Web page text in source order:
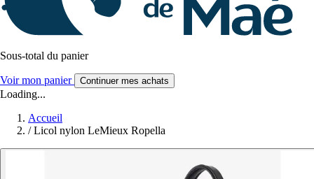
Sous-total du panier
Voir mon panier Continuer mes achats
Loading...
Accueil
/ Licol nylon LeMieux Ropella